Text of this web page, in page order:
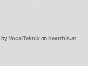
by VocalTeknix on hearthis.at